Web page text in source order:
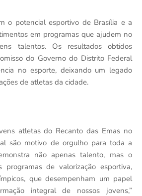
o potencial esportivo de Brasília e a
em programas que ajudem no
talentos. Os resultados obtidos
do Governo do Distrito Federal
no esporte, deixando um legado
de atletas da cidade.
atletas do Recanto das Emas no
são motivo de orgulho para toda a
não apenas talento, mas o
programas de valorização esportiva,
que desempenham um papel
integral de nossos jovens,”